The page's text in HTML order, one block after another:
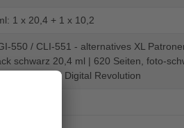
1 x 20,4 + 1 x 10,2
550 / CLI-551 - alternatives XL
schwarz 20,4 ml | 620 Seiten, foto-
5.000 Seiten - Digital Revolution